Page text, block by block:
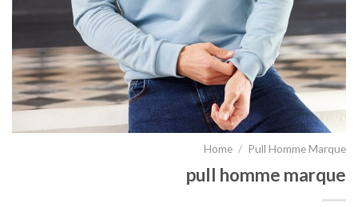
Home / Pull Homme Marque
pull homme marque